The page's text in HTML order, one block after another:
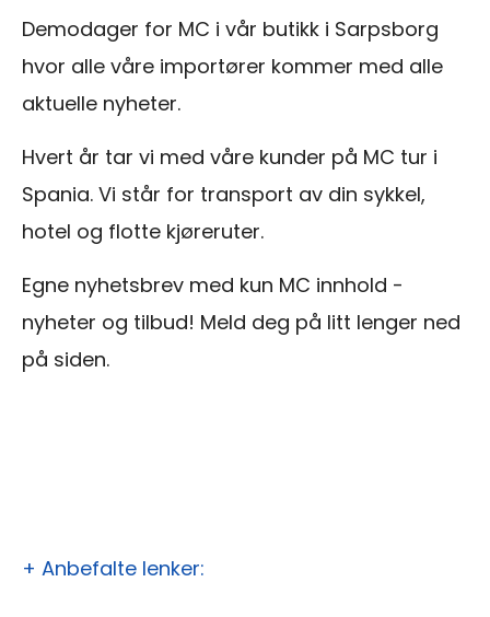
Demodager for MC i vår butikk i Sarpsborg
hvor alle våre importører kommer med alle
aktuelle nyheter.
Hvert år tar vi med våre kunder på MC tur i
Spania. Vi står for transport av din sykkel,
hotel og flotte kjøreruter.
Egne nyhetsbrev med kun MC innhold -
nyheter og tilbud! Meld deg på litt lenger ned
på siden.
+ Anbefalte lenker: